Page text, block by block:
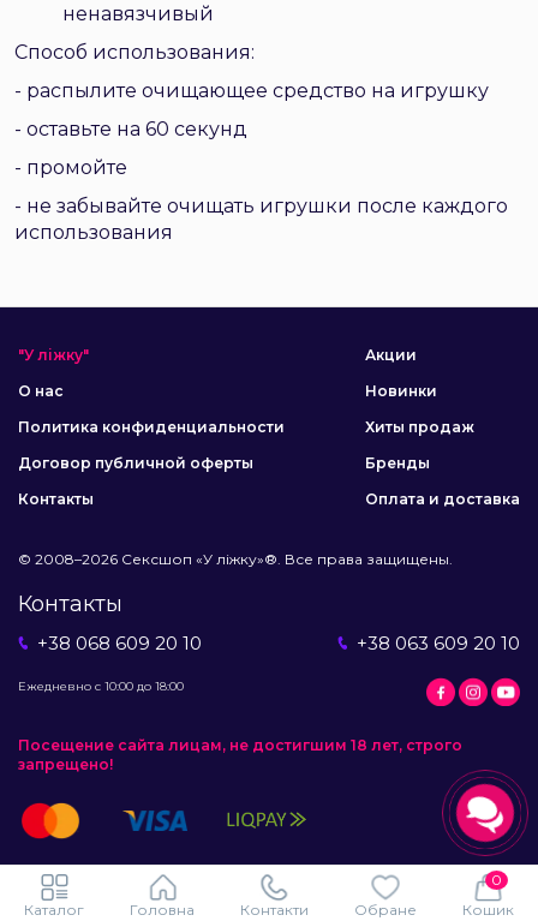
ненавязчивый
Способ использования:
- распылите очищающее средство на игрушку
- оставьте на 60 секунд
- промойте
- не забывайте очищать игрушки после каждого
использования
"У ліжку"
О нас
Политика конфиденциальности
Договор публичной оферты
Контакты
Акции
Новинки
Хиты продаж
Бренды
Оплата и доставка
© 2008–2026 Сексшоп «У ліжку»®. Все права защищены.
Контакты
+38 068 609 20 10 +38 063 609 20 10
Ежедневно с 10:00 до 18:00
Посещение сайта лицам, не достигшим 18 лет, строго
запрещено!
Каталог Головна Контакти Обране Кошик
0